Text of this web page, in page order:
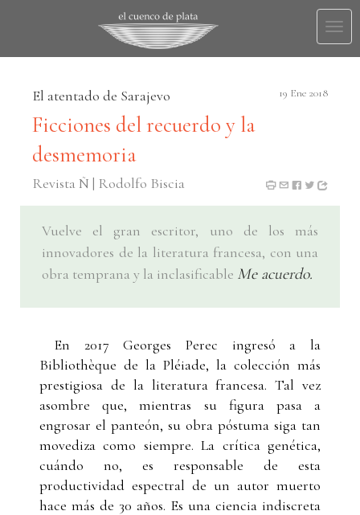
El atentado de Sarajevo 19 Ene 2018
Ficciones del recuerdo y la
desmemoria
Revista Ñ | Rodolfo Biscia
Vuelve el gran escritor, uno de los más
innovadores de la literatura francesa, con una
obra temprana y la inclasificable Me acuerdo.
En 2017 Georges Perec ingresó a la
Bibliothèque de la Pléiade, la colección más
prestigiosa de la literatura francesa. Tal vez
asombre que, mientras su figura pasa a
engrosar el panteón, su obra póstuma siga tan
movediza como siempre. La crítica genética,
cuándo no, es responsable de esta
productividad espectral de un autor muerto
hace más de 30 años. Es una ciencia indiscreta